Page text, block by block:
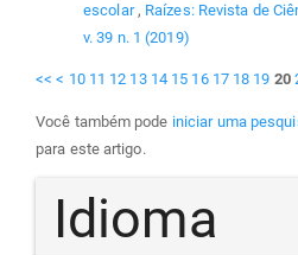
escolar, Raízes: Revista de
v. 39 n. 1 (2019)
<< < 10 11 12 13 14 15 16 17 18 19 20
Você também pode iniciar uma
para este artigo.
Idioma